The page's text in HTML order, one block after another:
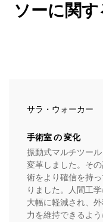
ソーに関
サラ・ウォーカー
手術室 の 変化
振動式マルチツー
変革しました。そ
術をより確信を持
りました。人間工
大幅に軽減され、
力を維持できるよ